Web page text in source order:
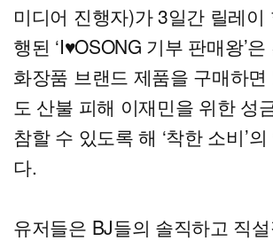
미디어 진행자)가 3일간 릴레이
행된 ‘I♥OSONG 기부 판매왕’
화장품 브랜드 제품을 구매하면
도 산불 피해 이재민을 위한 성
참할 수 있도록 해 ‘착한 소비’
다.
유저들은 BJ들의 솔직하고 직